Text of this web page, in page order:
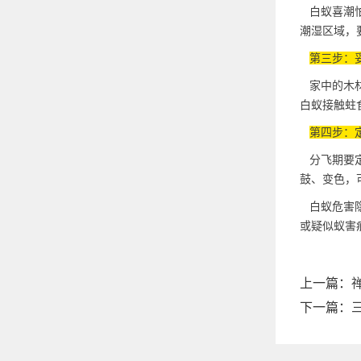
白蚁喜潮
潮湿区域，
第三步：
家中的木
白蚁接触蛀
第四步：
分飞期要
鼓、变色，
白蚁危害
或疑似蚁害
上一篇：
下一篇：